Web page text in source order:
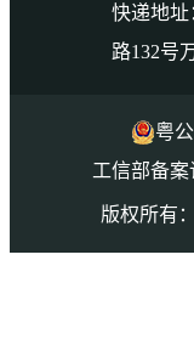
快递地址
路132号
粤
工信部备案
版权所有